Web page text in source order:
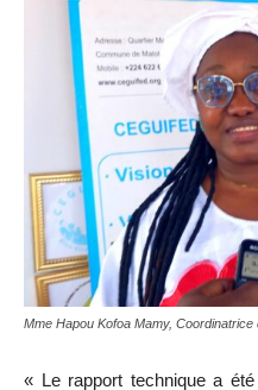
Mme Hapou Kofoa Mamy, Coordinatrice
« Le rapport technique a